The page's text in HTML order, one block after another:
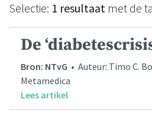
Selectie: 1 resultaat met de
De
Bron: NTvG • Auteur: Timo C.
Metamedica
Lees artikel